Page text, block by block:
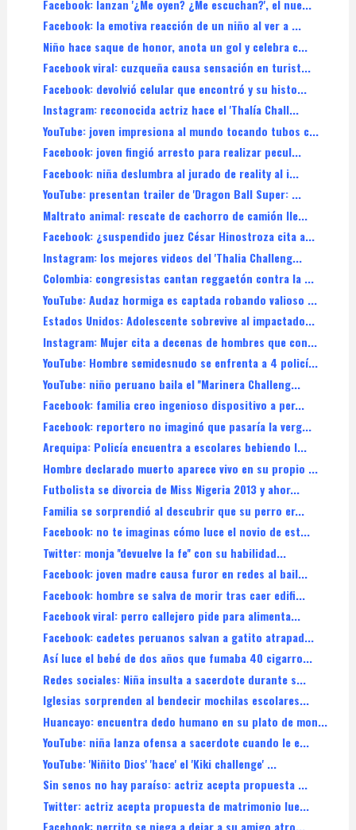
Facebook: lanzan '¿Me oyen? ¿Me escuchan?', el nue...
Facebook: la emotiva reacción de un niño al ver a ...
Niño hace saque de honor, anota un gol y celebra c...
Facebook viral: cuzqueña causa sensación en turist...
Facebook: devolvió celular que encontró y su histo...
Instagram: reconocida actriz hace el 'Thalía Chall...
YouTube: joven impresiona al mundo tocando tubos c...
Facebook: joven fingió arresto para realizar pecul...
Facebook: niña deslumbra al jurado de reality al i...
YouTube: presentan trailer de 'Dragon Ball Super: ...
Maltrato animal: rescate de cachorro de camión lle...
Facebook: ¿suspendido juez César Hinostroza cita a...
Instagram: los mejores videos del 'Thalia Challeng...
Colombia: congresistas cantan reggaetón contra la ...
YouTube: Audaz hormiga es captada robando valioso ...
Estados Unidos: Adolescente sobrevive al impactado...
Instagram: Mujer cita a decenas de hombres que con...
YouTube: Hombre semidesnudo se enfrenta a 4 policí...
YouTube: niño peruano baila el ''Marinera Challeng...
Facebook: familia creo ingenioso dispositivo a per...
Facebook: reportero no imaginó que pasaría la verg...
Arequipa: Policía encuentra a escolares bebiendo l...
Hombre declarado muerto aparece vivo en su propio ...
Futbolista se divorcia de Miss Nigeria 2013 y ahor...
Familia se sorprendió al descubrir que su perro er...
Facebook: no te imaginas cómo luce el novio de est...
Twitter: monja ''devuelve la fe'' con su habilidad...
Facebook: joven madre causa furor en redes al bail...
Facebook: hombre se salva de morir tras caer edifi...
Facebook viral: perro callejero pide para alimenta...
Facebook: cadetes peruanos salvan a gatito atrapad...
Así luce el bebé de dos años que fumaba 40 cigarro...
Redes sociales: Niña insulta a sacerdote durante s...
Iglesias sorprenden al bendecir mochilas escolares...
Huancayo: encuentra dedo humano en su plato de mon...
YouTube: niña lanza ofensa a sacerdote cuando le e...
YouTube: 'Niñito Dios' 'hace' el 'Kiki challenge' ...
Sin senos no hay paraíso: actriz acepta propuesta ...
Twitter: actriz acepta propuesta de matrimonio lue...